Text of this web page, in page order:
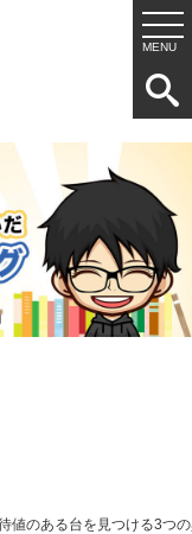
値のある台を見つける3つ